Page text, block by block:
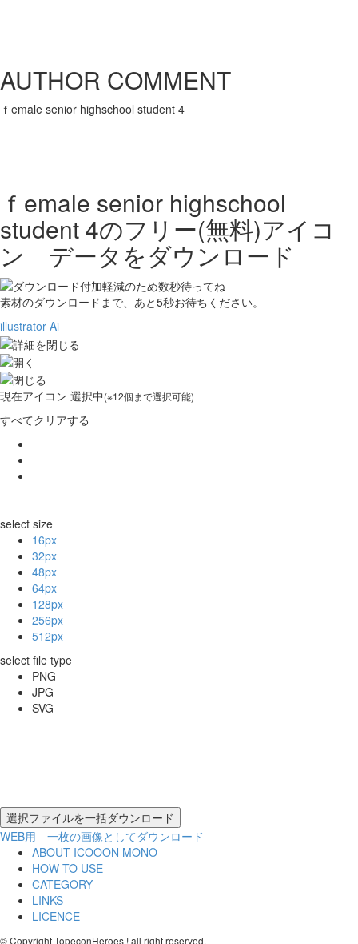
AUTHOR COMMENT
ｆemale senior highschool student 4
ｆemale senior highschool
student 4のフリー(無料)アイコ
ン データをダウンロード
素材のダウンロードまで、あと5秒お待ちください。
illustrator Ai
現在アイコン 選択中(※12個まで選択可能)
すべてクリアする
select size
16px
32px
48px
64px
128px
256px
512px
select file type
PNG
JPG
SVG
WEB用 一枚の画像としてダウンロード
ABOUT ICOOON MONO
HOW TO USE
CATEGORY
LINKS
LICENCE
© Copyright TopeconHeroes ! all right reserved.